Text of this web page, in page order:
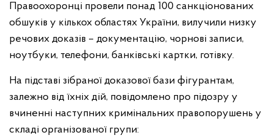
Правоохоронці провели понад 100 санкціонованих
обшуків у кількох областях України, вилучили низку
речових доказів – документацію, чорнові записи,
ноутбуки, телефони, банківські картки, готівку.
На підставі зібраної доказової бази фігурантам,
залежно від їхніх дій, повідомлено про підозру у
вчиненні наступних кримінальних правопорушень у
складі організованої групи: